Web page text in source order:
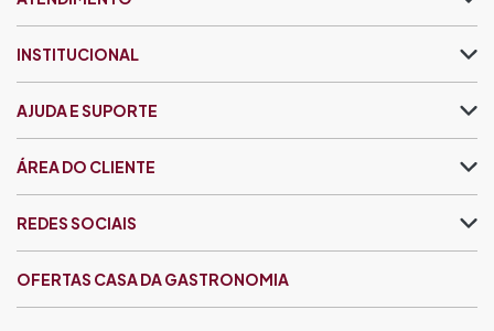
INSTITUCIONAL
AJUDA E SUPORTE
ÁREA DO CLIENTE
OFERTAS CASA DA GASTRONOMIA
REDES SOCIAIS